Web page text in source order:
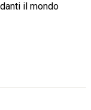
il mondo